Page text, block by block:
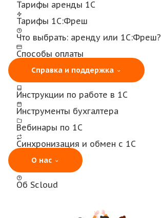
Тарифы аренды 1С
Тарифы 1С:Фреш
Что выбрать: аренду или 1С:Фреш?
Способы оплаты
Справка и поддержка
Инструкции по работе в 1С
Инструменты бухгалтера
Вебинары по 1С
Синхронизация и обмен с 1С
О нас
Об Scloud